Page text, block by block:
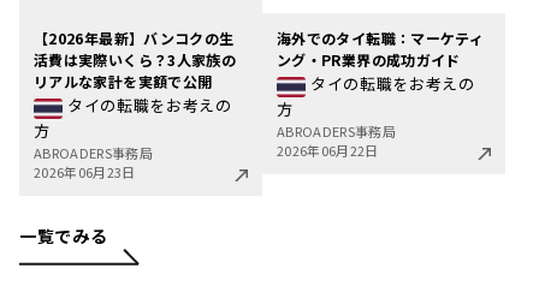
【2026年最新】バンコクの生
活費は実際いくら？3人家族の
リアルな家計を実額で公開
タイの転職をお考えの
方
ABROADERS事務局
2026年06月23日
海外でのタイ転職：マーケティ
ング・PR業界の成功ガイド
タイの転職をお考えの
方
ABROADERS事務局
2026年06月22日
一覧でみる